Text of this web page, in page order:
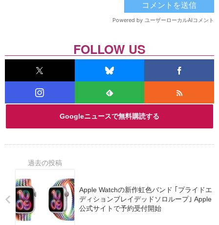
Googleニュースで無料購読する
FOLLOW US
Apple Watchの新作虹色バンド ｢プライドエ
ディションブレイデッドソロループ｣ Apple
公式サイトで予約受付開始